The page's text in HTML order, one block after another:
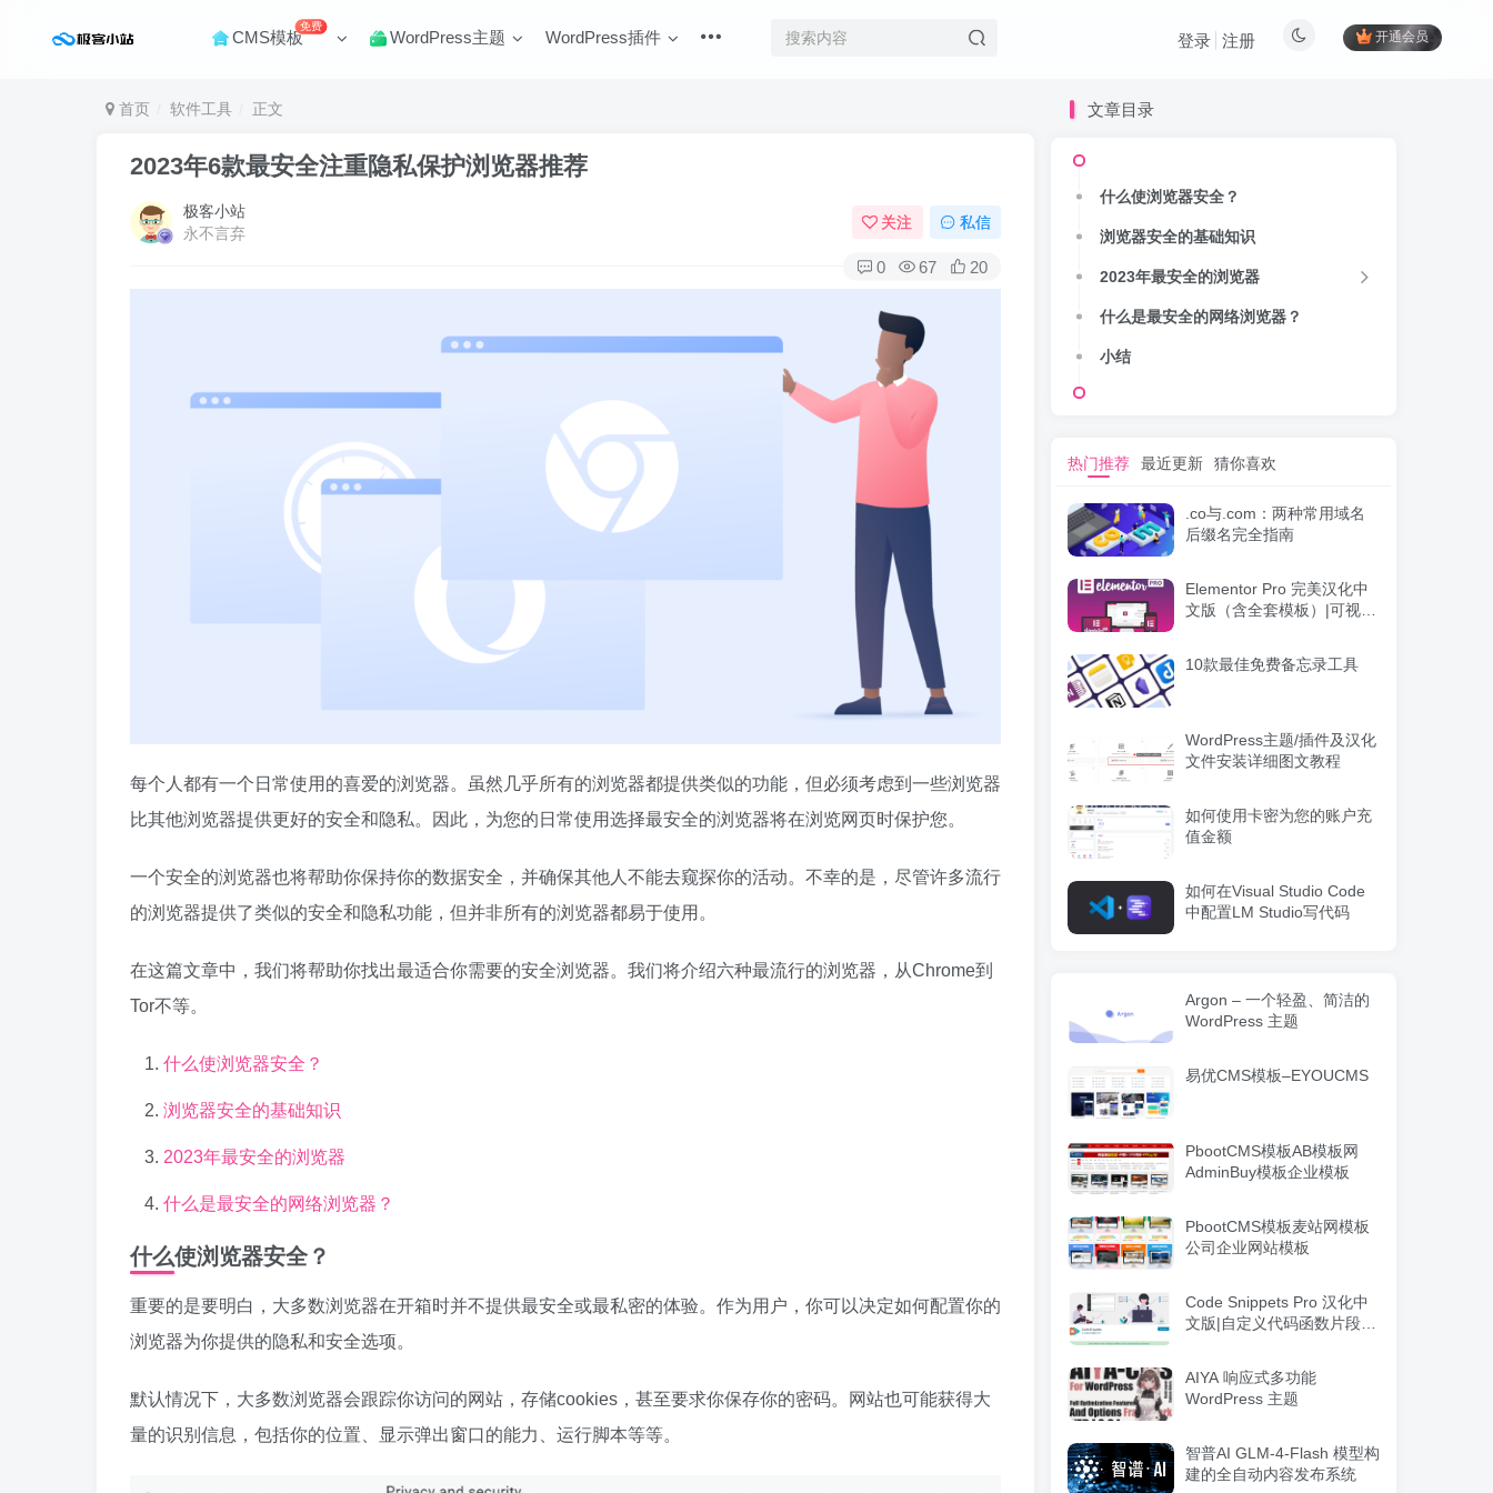
CMS模板
免费
WordPress主题 WordPress插件 开通会员
登录 注册
首页 软件工具 正文
2023年6款最安全注重隐私保护浏览器推荐
极客小站
永不言弃
关注 私信
0 67 20
每个人都有一个日常使用的喜爱的浏览器。虽然几乎所有的浏览器都提供类似的功能，但必须考虑到一些浏览器
比其他浏览器提供更好的安全和隐私。因此，为您的日常使用选择最安全的浏览器将在浏览网页时保护您。
一个安全的浏览器也将帮助你保持你的数据安全，并确保其他人不能去窥探你的活动。不幸的是，尽管许多流行
的浏览器提供了类似的安全和隐私功能，但并非所有的浏览器都易于使用。
在这篇文章中，我们将帮助你找出最适合你需要的安全浏览器。我们将介绍六种最流行的浏览器，从Chrome到
Tor不等。
什么使浏览器安全？
浏览器安全的基础知识
2023年最安全的浏览器
什么是最安全的网络浏览器？
什么使浏览器安全？
重要的是要明白，大多数浏览器在开箱时并不提供最安全或最私密的体验。作为用户，你可以决定如何配置你的
浏览器为你提供的隐私和安全选项。
默认情况下，大多数浏览器会跟踪你访问的网站，存储cookies，甚至要求你保存你的密码。网站也可能获得大
量的识别信息，包括你的位置、显示弹出窗口的能力、运行脚本等等。
文章目录
什么使浏览器安全？
浏览器安全的基础知识
2023年最安全的浏览器
什么是最安全的网络浏览器？
小结
热门推荐 最近更新 猜你喜欢
.co与.com：两种常用域名
后缀名完全指南
Elementor Pro 完美汉化中
文版（含全套模板）|可视化
10款最佳免费备忘录工具
WordPress主题/插件及汉化
文件安装详细图文教程
如何使用卡密为您的账户充
值金额
如何在Visual Studio Code
中配置LM Studio写代码
Argon – 一个轻盈、简洁的
WordPress 主题
易优CMS模板–EYOUCMS
PbootCMS模板AB模板网
AdminBuy模板企业模板
PbootCMS模板麦站网模板
公司企业网站模板
Code Snippets Pro 汉化中
文版|自定义代码函数片段管
AIYA 响应式多功能
WordPress 主题
智普AI GLM-4-Flash 模型构
建的全自动内容发布系统